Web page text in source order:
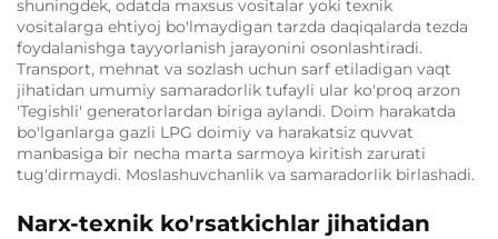
shuningdek, odatda maxsus vositalar yoki texnik
vositalarga ehtiyoj bo'lmaydigan tarzda daqiqalarda tezda
foydalanishga tayyorlanish jarayonini osonlashtiradi.
Transport, mehnat va sozlash uchun sarf etiladigan vaqt
jihatidan umumiy samaradorlik tufayli ular ko'proq arzon
'Tegishli' generatorlardan biriga aylandi. Doim harakatda
bo'lganlarga gazli LPG doimiy va harakatsiz quvvat
manbasiga bir necha marta sarmoya kiritish zarurati
tug'dirmaydi. Moslashuvchanlik va samaradorlik birlashadi.
Narx-texnik ko'rsatkichlar jihatidan